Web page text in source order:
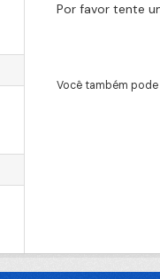
Por favor tente
Você também